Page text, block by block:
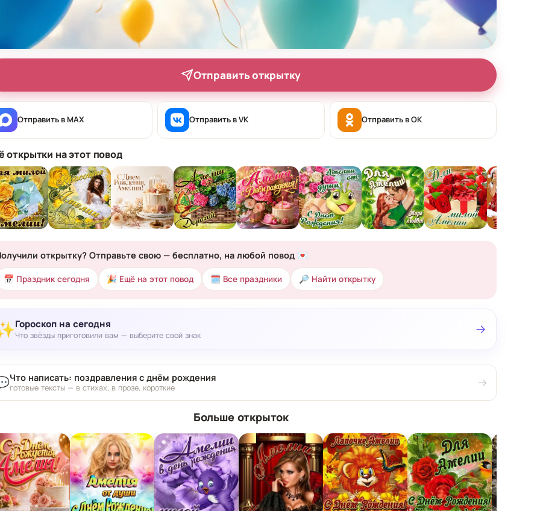
Отправить открытку
Отправить в MAX Отправить в VK Отправить в OK
открытки на этот повод
открытку? Отправьте свою — бесплатно, на любой повод 💌
📅 Праздник сегодня 🎉 Ещё на этот повод 🗓 Все праздники 🔎 Найти открытку
Гороскоп на сегодня
Что звёзды приготовили вам — выберите свой знак →
Что написать: поздравления с днём рождения
готовые тексты — в стихах, в прозе, короткие →
Больше открыток